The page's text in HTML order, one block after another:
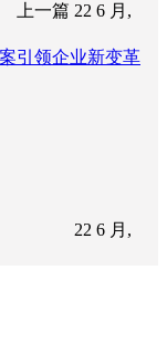
上一篇 22 6 月,
引领企业新变革
22 6 月,